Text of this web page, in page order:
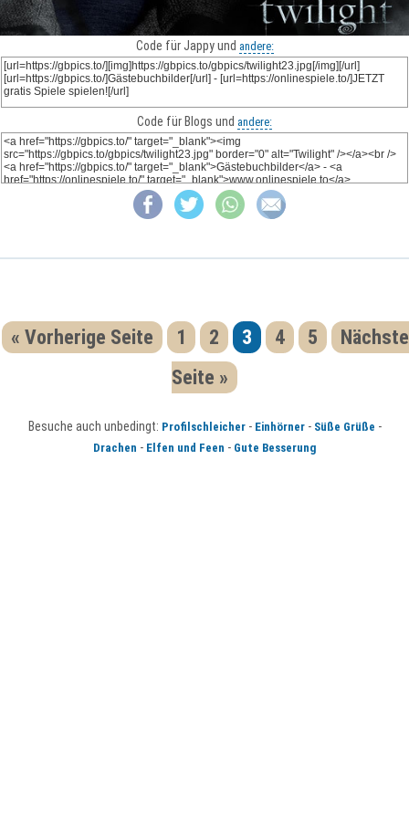
Code für Jappy und andere:
Code für Blogs und andere:
« Vorherige Seite 1 2 3 4 5
Nächste
Seite »
Besuche auch unbedingt: Profilschleicher- Einhörner- Süße Grüße -
Drachen - Elfen und Feen - Gute Besserung